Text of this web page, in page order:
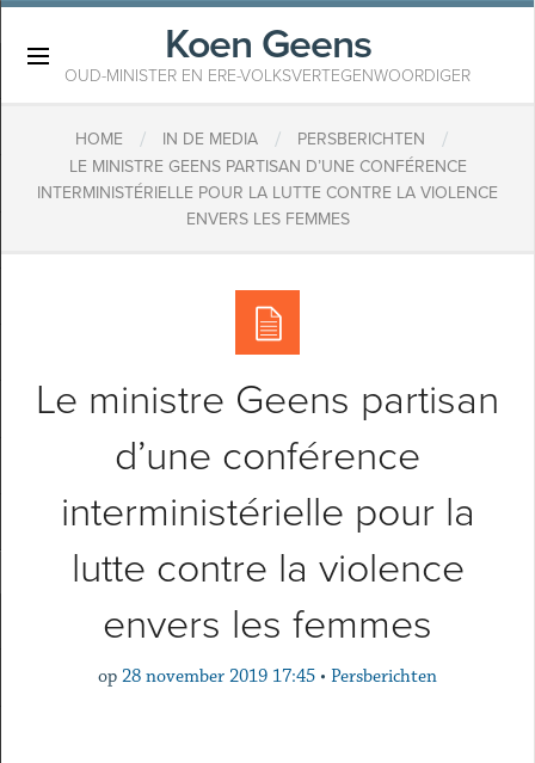
Koen Geens
OUD-MINISTER EN ERE-VOLKSVERTEGENWOORDIGER
HOME / IN DE MEDIA / PERSBERICHTEN /
LE MINISTRE GEENS PARTISAN D’UNE CONFÉRENCE
INTERMINISTÉRIELLE POUR LA LUTTE CONTRE LA VIOLENCE
ENVERS LES FEMMES
Le ministre Geens partisan
d’une conférence
interministérielle pour la
lutte contre la violence
envers les femmes
op 28 november 2019 17:45 • Persberichten